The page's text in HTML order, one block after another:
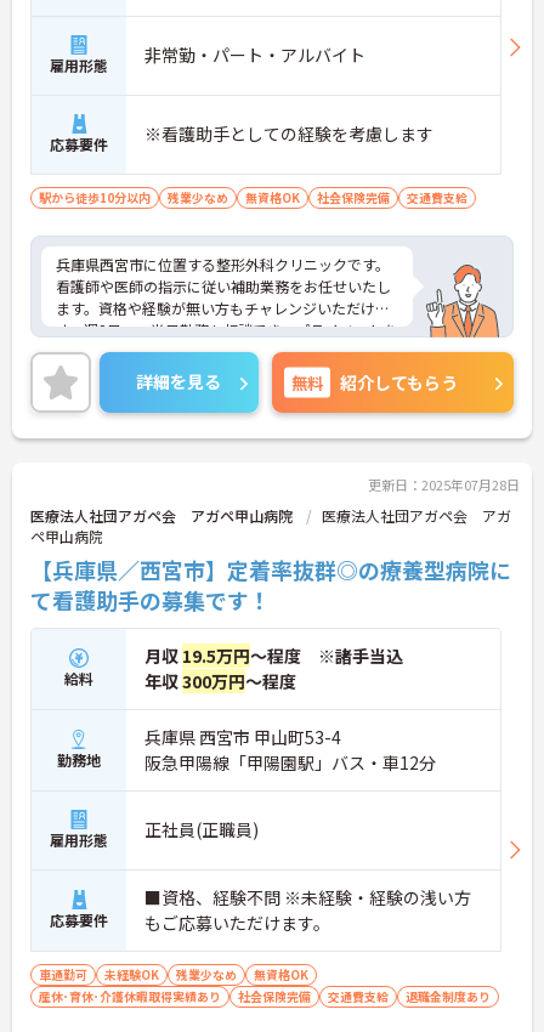
雇用形態 非常勤・パート・アルバイト
応募要件 ※看護助手としての経験を考慮します
駅から徒歩10分以内 残業少なめ 無資格OK 社会保険完備 交通費支給
兵庫県西宮市に位置する整形外科クリニックです。
看護師や医師の指示に従い補助業務をお任せいたし
ます。資格や経験が無い方もチャレンジいただけま
す。週2日～、半日勤務も相談でき、プライベートを
重視した働き方も叶います。最寄り駅徒歩5分の好立
地も魅力です。ご興味のある方には、面接対策ポイ
ントなど、さらに詳細をお話しいたしますのでお気
軽にご相談ください！
詳細を見る 無料 紹介してもらう
更新日：2025年07月28日
医療法人社団アガペ会 アガペ甲山病院
医療法人社団アガペ会 アガ
ペ甲山病院
【兵庫県／西宮市】定着率抜群◎の療養型病院に
て看護助手の募集です！
給料
月収 19.5万円～程度 ※諸手当込
年収300万円～程度
勤務地
兵庫県 西宮市 甲山町53-4
阪急甲陽線「甲陽園駅」バス・車12分
雇用形態 正社員(正職員)
応募要件
■資格、経験不問 ※未経験・経験の浅い方
もご応募いただけます。
車通勤可 未経験OK 残業少なめ
無資格OK
産休･育休･介護休暇取得実績あり
社会保険完備 交通費支給 退職金制度あり